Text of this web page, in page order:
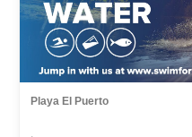
Playa El Puerto
,